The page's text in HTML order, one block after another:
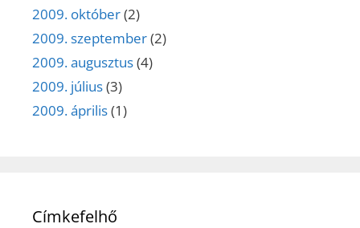
2009. október(2)
2009. szeptember(2)
2009. augusztus(4)
2009. július(3)
2009. április(1)
Címkefelhő